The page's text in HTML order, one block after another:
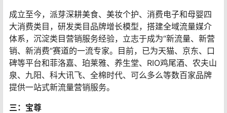
成立至今，派芽深耕美食、美妆个护、消费电子和母婴四
大消费类目，研发类目品牌增长模型，搭建全域流量媒介
体系，沉淀类目营销服务经验，立志于成为“新流量、新营
销、新消费“赛道的一流专家。目前，已为天猫、京东、口
碑等平台和菲洛嘉、珀莱雅、养生堂、RIO鸡尾酒、农夫山
泉、九阳、科大讯飞、全棉时代、可么多么等数百家品牌
提供一站式新流量营销服务。
三：宝尊